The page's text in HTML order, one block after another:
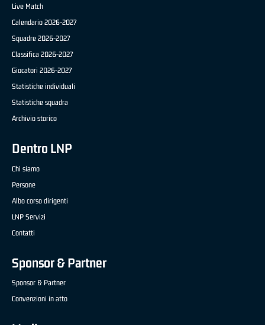
Live Match
Calendario 2026-2027
Squadre 2026-2027
Classifica 2026-2027
Giocatori 2026-2027
Statistiche individuali
Statistiche squadra
Archivio storico
Dentro LNP
Chi siamo
Persone
Albo corso dirigenti
LNP Servizi
Contatti
Sponsor & Partner
Sponsor & Partner
Convenzioni in atto